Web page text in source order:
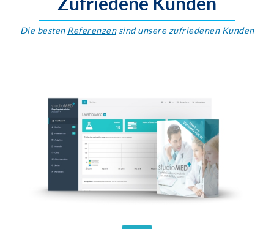
Die besten Referenzensind unsere zufriedenen Kunden